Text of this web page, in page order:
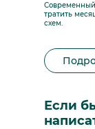
тратить
схем.
Если